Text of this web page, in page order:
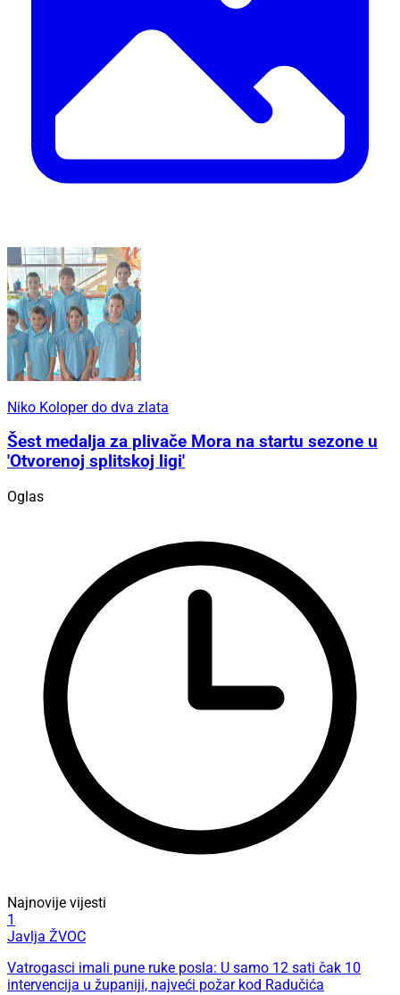
Niko Koloper do dva zlata
Šest medalja za plivače Mora na startu sezone u
'Otvorenoj splitskoj ligi'
Oglas
Najnovije vijesti
1
Javlja ŽVOC
Vatrogasci imali pune ruke posla: U samo 12 sati čak 10
intervencija u županiji, najveći požar kod Radučića